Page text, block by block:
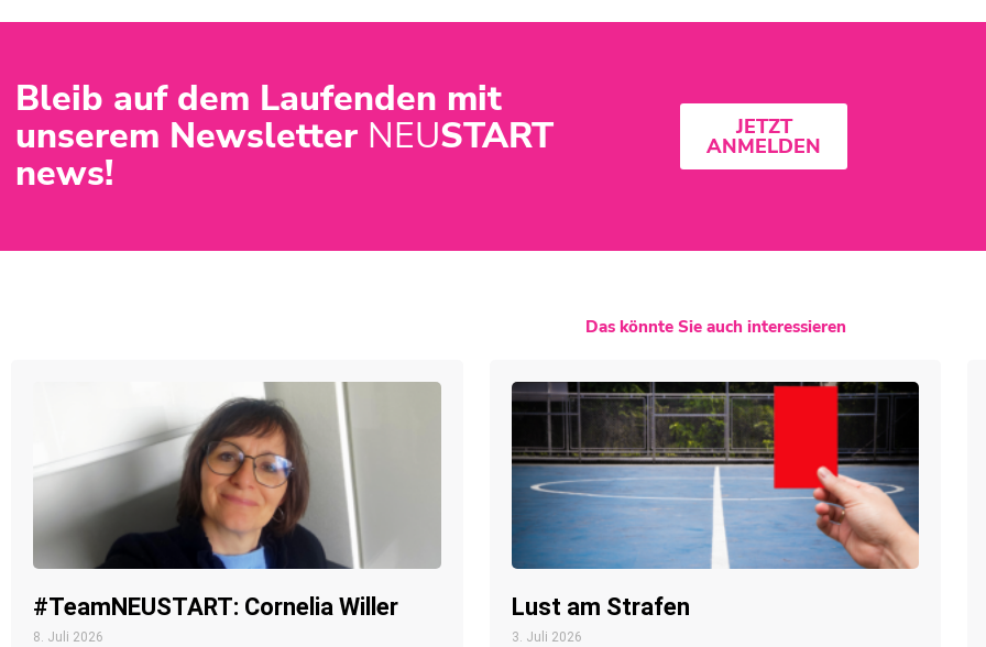
Bleib auf dem Laufenden mit
unserem Newsletter NEUSTART
news!
JETZT
ANMELDEN
Das könnte Sie auch interessieren
#TeamNEUSTART: Cornelia Willer
8. Juli 2026
Lust am Strafen
3. Juli 2026